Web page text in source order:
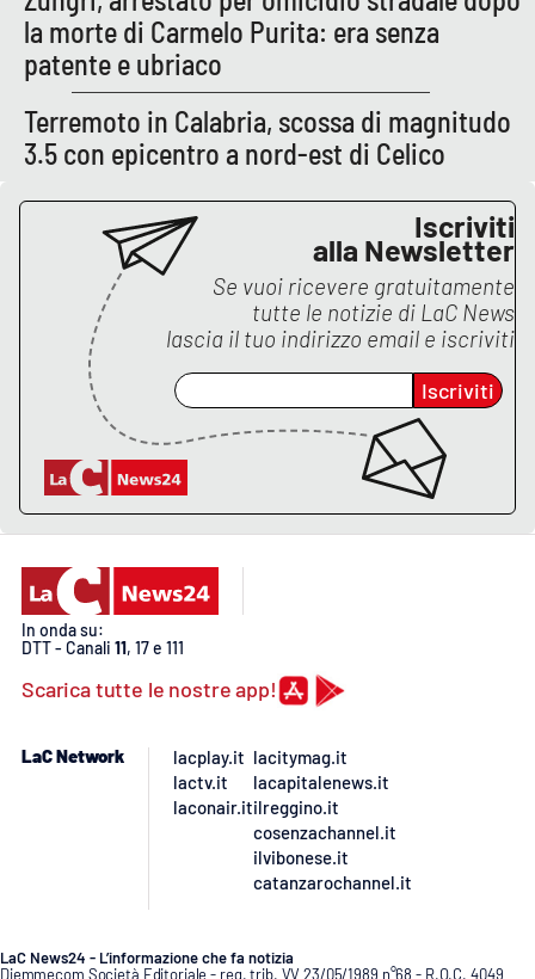
la morte di Carmelo Purita: era senza
patente e ubriaco
Terremoto in Calabria, scossa di magnitudo
3.5 con epicentro a nord-est di Celico
Iscriviti
alla Newsletter
Se vuoi ricevere gratuitamente
tutte le notizie di LaC News
lascia il tuo indirizzo email e iscriviti
Iscriviti
In onda su:
DTT - Canali 11, 17 e 111
Scarica tutte le nostre app!
LaC Network
lacplay.it
lactv.it
laconair.it
lacitymag.it
lacapitalenews.it
ilreggino.it
cosenzachannel.it
ilvibonese.it
catanzarochannel.it
LaC News24 - L’informazione che fa notizia
Diemmecom Società Editoriale - reg. trib. VV 23/05/1989 n°68 - R.O.C. 4049